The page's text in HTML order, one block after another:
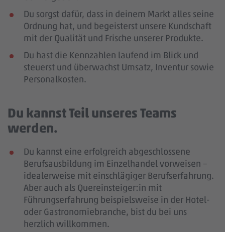
Du sorgst dafür, dass in deinem Markt alles seine
Ordnung hat, und begeisterst unsere Kundschaft
mit der Qualität und Frische unserer Produkte.
Du hast die Kennzahlen laufend im Blick und
steuerst und überwachst Umsatz, Inventur sowie
Personalkosten.
Du kannst Teil unseres Teams
werden.
Du kannst eine erfolgreich abgeschlossene
Berufsausbildung im Einzelhandel vorweisen –
idealerweise mit einschlägiger Berufserfahrung.
Aber auch als Quereinsteiger:in mit
Führungserfahrung beispielsweise in der Hotel-
oder Gastronomiebranche, bist du bei uns
herzlich willkommen.